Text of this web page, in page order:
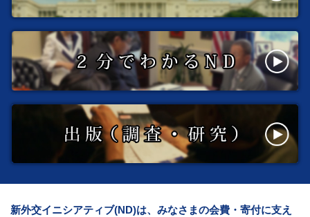
新外交イニシアティブ(ND)は、みなさまの会費・寄付に支え